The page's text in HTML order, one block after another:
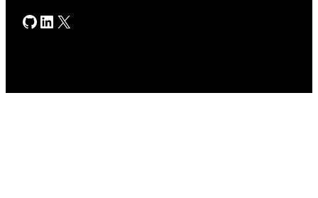
GitHub
LinkedIn
X